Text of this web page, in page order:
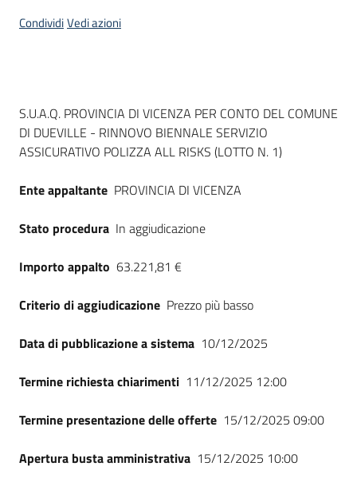
CondividiVedi azioni
Dati del bando
S.U.A.Q. PROVINCIA DI VICENZA PER CONTO DEL COMUNE
DI DUEVILLE - RINNOVO BIENNALE SERVIZIO
ASSICURATIVO POLIZZA ALL RISKS (LOTTO N. 1)
Ente appaltante PROVINCIA DI VICENZA
Stato procedura In aggiudicazione
Importo appalto 63.221,81 €
Criterio di aggiudicazione Prezzo più basso
Data di pubblicazione a sistema 10/12/2025
Termine richiesta chiarimenti 11/12/2025 12:00
Termine presentazione delle offerte 15/12/2025 09:00
Apertura busta amministrativa 15/12/2025 10:00